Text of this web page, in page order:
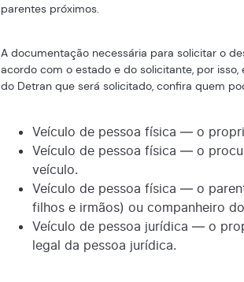
parentes próximos.
A documentação necessária para solicitar o
acordo com o estado e do solicitante, por
do Detran que será solicitado, confira quem
Veículo de pessoa física — o
Veículo de pessoa física — o
veículo.
Veículo de pessoa física — o
filhos e irmãos) ou companheiro
Veículo de pessoa jurídica — o
legal da pessoa jurídica.